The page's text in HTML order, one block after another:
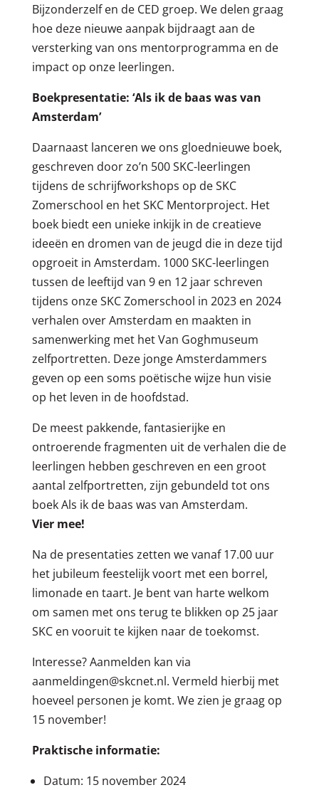
Bijzonderzelf en de CED groep. We delen graag
hoe deze nieuwe aanpak bijdraagt aan de
versterking van ons mentorprogramma en de
impact op onze leerlingen.
Boekpresentatie: ‘Als ik de baas was van
Amsterdam’
Daarnaast lanceren we ons gloednieuwe boek,
geschreven door zo’n 500 SKC-leerlingen
tijdens de schrijfworkshops op de SKC
Zomerschool en het SKC Mentorproject. Het
boek biedt een unieke inkijk in de creatieve
ideeën en dromen van de jeugd die in deze tijd
opgroeit in Amsterdam. 1000 SKC-leerlingen
tussen de leeftijd van 9 en 12 jaar schreven
tijdens onze SKC Zomerschool in 2023 en 2024
verhalen over Amsterdam en maakten in
samenwerking met het Van Goghmuseum
zelfportretten. Deze jonge Amsterdammers
geven op een soms poëtische wijze hun visie
op het leven in de hoofdstad.
De meest pakkende, fantasierijke en
ontroerende fragmenten uit de verhalen die de
leerlingen hebben geschreven en een groot
aantal zelfportretten, zijn gebundeld tot ons
boek Als ik de baas was van Amsterdam.
Vier mee!
Na de presentaties zetten we vanaf 17.00 uur
het jubileum feestelijk voort met een borrel,
limonade en taart. Je bent van harte welkom
om samen met ons terug te blikken op 25 jaar
SKC en vooruit te kijken naar de toekomst.
Interesse? Aanmelden kan via
aanmeldingen@skcnet.nl. Vermeld hierbij met
hoeveel personen je komt. We zien je graag op
15 november!
Praktische informatie:
Datum: 15 november 2024